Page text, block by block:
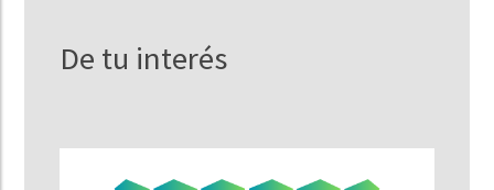
De tu interés